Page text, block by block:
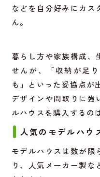
などを自分好みにカス
ん。
暮らし方や家族構成、
せんが、「収納が足
も」といった妥協点が
デザインや間取りに強
ルハウスを購入するの
人気のモデルハウ
モデルハウスは数が限
り、人気メーカー製な